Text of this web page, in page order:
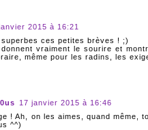
2015 à 16:21
ces petites brèves ! ;)
vraiment le sourire et
même pour les radins, les
17 janvier 2015 à 16:46
! Ah, on les aimes, quand même,
^^)